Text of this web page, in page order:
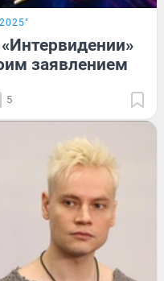
заявлением
5